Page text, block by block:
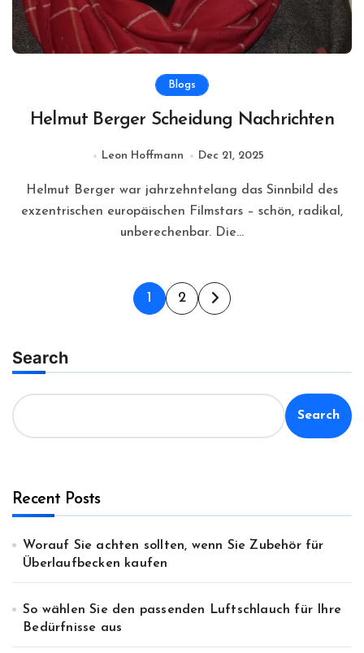
Blogs
Helmut Berger Scheidung Nachrichten
Leon Hoffmann Dec 21, 2025
Helmut Berger war jahrzehntelang das Sinnbild des
exzentrischen europäischen Filmstars – schön, radikal,
unberechenbar. Die...
Posts
1 2
Search
Search
Recent Posts
Worauf Sie achten sollten, wenn Sie Zubehör für
Überlaufbecken kaufen
So wählen Sie den passenden Luftschlauch für Ihre
Bedürfnisse aus